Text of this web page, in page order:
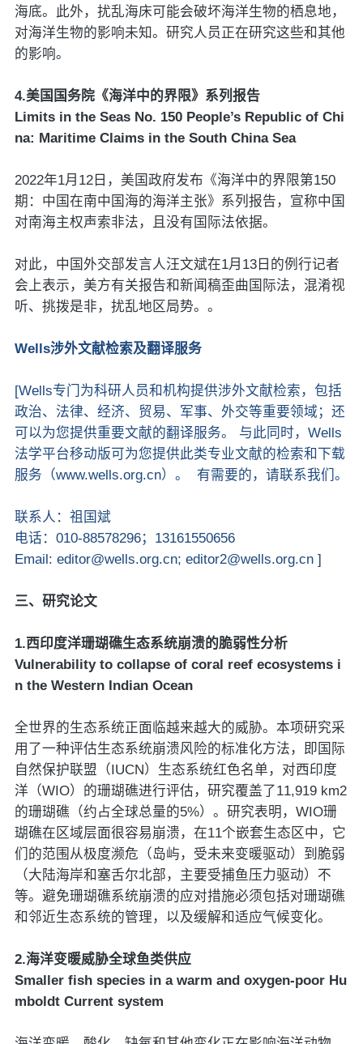
海底。此外，扰乱海床可能会破坏海洋生物的栖息地，
对海洋生物的影响未知。研究人员正在研究这些和其他
的影响。
4.美国国务院《海洋中的界限》系列报告
Limits in the Seas No. 150 People’s Republic of Chi
na: Maritime Claims in the South China Sea
2022年1月12日，美国政府发布《海洋中的界限第150
期：中国在南中国海的海洋主张》系列报告，宣称中国
对南海主权声索非法，且没有国际法依据。
对此，中国外交部发言人汪文斌在1月13日的例行记者
会上表示，美方有关报告和新闻稿歪曲国际法，混淆视
听、挑拨是非，扰乱地区局势。。
Wells涉外文献检索及翻译服务
[Wells专门为科研人员和机构提供涉外文献检索，包括
政治、法律、经济、贸易、军事、外交等重要领域；还
可以为您提供重要文献的翻译服务。 与此同时，Wells
法学平台移动版可为您提供此类专业文献的检索和下载
服务（www.wells.org.cn）。 有需要的，请联系我们。
联系人：祖国斌
电话：010-88578296；13161550656
Email: editor@wells.org.cn; editor2@wells.org.cn ]
三、研究论文
1.西印度洋珊瑚礁生态系统崩溃的脆弱性分析
Vulnerability to collapse of coral reef ecosystems i
n the Western Indian Ocean
全世界的生态系统正面临越来越大的威胁。本项研究采
用了一种评估生态系统崩溃风险的标准化方法，即国际
自然保护联盟（IUCN）生态系统红色名单，对西印度
洋（WIO）的珊瑚礁进行评估，研究覆盖了11,919 km2
的珊瑚礁（约占全球总量的5%）。研究表明，WIO珊
瑚礁在区域层面很容易崩溃，在11个嵌套生态区中，它
们的范围从极度濒危（岛屿，受未来变暖驱动）到脆弱
（大陆海岸和塞舌尔北部，主要受捕鱼压力驱动）不
等。避免珊瑚礁系统崩溃的应对措施必须包括对珊瑚礁
和邻近生态系统的管理，以及缓解和适应气候变化。
2.海洋变暖威胁全球鱼类供应
Smaller fish species in a warm and oxygen-poor Hu
mboldt Current system